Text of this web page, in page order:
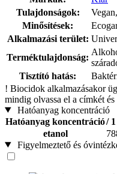
Tulajdonságok:
Minősítések:
Alkalmazási terület:
Terméktulajdonság:
Tisztító hatás:
! Biocidok alkalmazásakor
mindig olvassa el a címkét
Hatóanyag koncentráció
Hatóanyag koncentráció/
etanol
Figyelmeztető és